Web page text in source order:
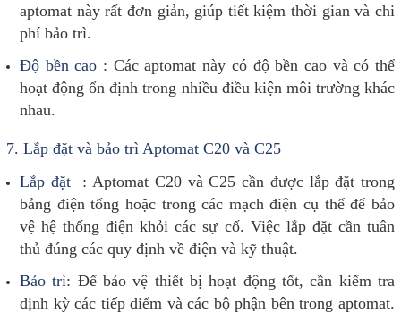
aptomat này rất đơn giản, giúp tiết kiệm thời gian và chi
phí bảo trì.
Độ bền cao : Các aptomat này có độ bền cao và có thể
hoạt động ổn định trong nhiều điều kiện môi trường khác
nhau.
7. Lắp đặt và bảo trì Aptomat C20 và C25
Lắp đặt : Aptomat C20 và C25 cần được lắp đặt trong
bảng điện tổng hoặc trong các mạch điện cụ thể để bảo
vệ hệ thống điện khỏi các sự cố. Việc lắp đặt cần tuân
thủ đúng các quy định về điện và kỹ thuật.
Bảo trì: Để bảo vệ thiết bị hoạt động tốt, cần kiểm tra
định kỳ các tiếp điểm và các bộ phận bên trong aptomat.